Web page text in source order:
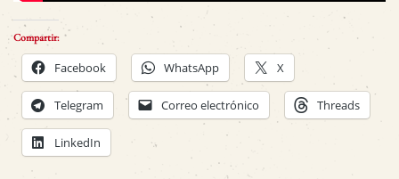
Compartir:
Facebook WhatsApp X
Telegram Correo electrónico Threads
LinkedIn